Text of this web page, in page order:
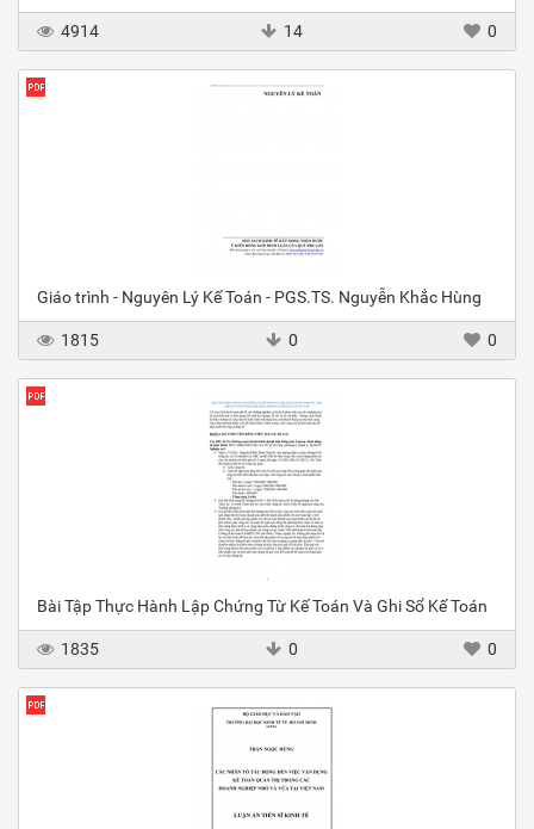
4914 14 0
Giáo trình - Nguyên Lý Kế Toán - PGS.TS. Nguyễn Khắc Hùng
1815 0 0
Bài Tập Thực Hành Lập Chứng Từ Kế Toán Và Ghi Sổ Kế Toán
1835 0 0